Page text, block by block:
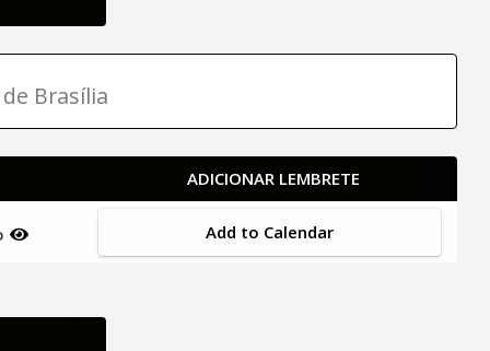
Brasília
ADICIONAR LEMBRETE
Add to Calendar